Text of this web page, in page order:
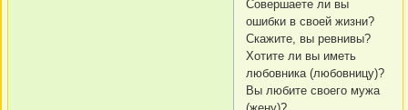
Совершаете ли вы
ошибки в своей жизни?
Скажите, вы ревнивы?
Хотите ли вы иметь
любовника (любовницу)?
Вы любите своего мужа